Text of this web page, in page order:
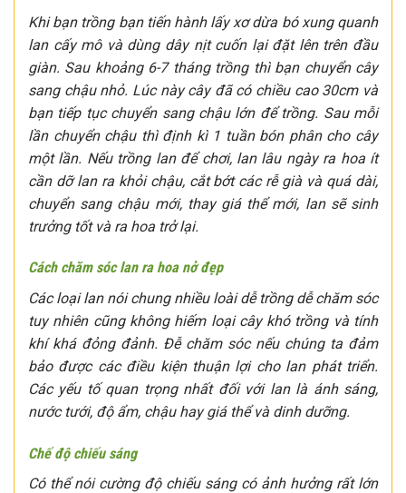
Khi bạn trồng bạn tiến hành lấy xơ dừa bó xung quanh
lan cấy mô và dùng dây nịt cuốn lại đặt lên trên đầu
giàn. Sau khoảng 6-7 tháng trồng thì bạn chuyển cây
sang chậu nhỏ. Lúc này cây đã có chiều cao 30cm và
bạn tiếp tục chuyển sang chậu lớn để trồng. Sau mỗi
lần chuyển chậu thì định kì 1 tuần bón phân cho cây
một lần. Nếu trồng lan để chơi, lan lâu ngày ra hoa ít
cần dỡ lan ra khỏi chậu, cắt bớt các rễ già và quá dài,
chuyển sang chậu mới, thay giá thể mới, lan sẽ sinh
trưởng tốt và ra hoa trở lại.
Cách chăm sóc lan ra hoa nở đẹp
Các loại lan nói chung nhiều loài dễ trồng dễ chăm sóc
tuy nhiên cũng không hiếm loại cây khó trồng và tính
khí khá đỏng đảnh. Đễ chăm sóc nếu chúng ta đảm
bảo được các điều kiện thuận lợi cho lan phát triển.
Các yếu tố quan trọng nhất đối với lan là ánh sáng,
nước tưới, độ ẩm, chậu hay giá thể và dinh dưỡng.
Chế độ chiếu sáng
Có thể nói cường độ chiếu sáng có ảnh hưởng rất lớn